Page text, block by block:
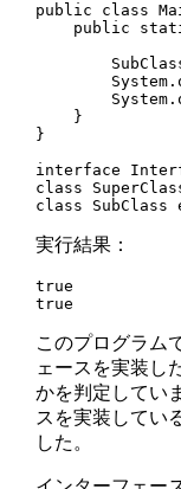
public class
public
    }
}
interface
class
実行結果：
true
このプログラム
ェースを実装し
かを判定してい
スを実装してい
した。